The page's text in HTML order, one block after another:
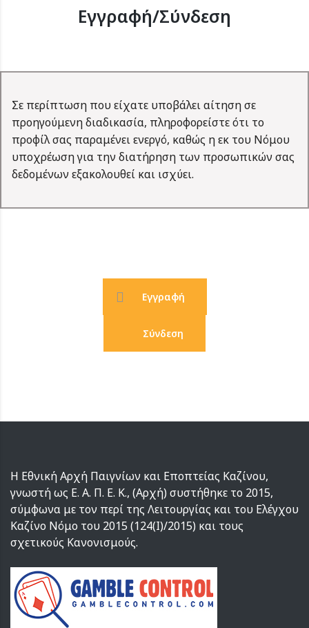
Εγγραφή/Σύνδεση
Σε περίπτωση που είχατε υποβάλει αίτηση σε
προηγούμενη διαδικασία, πληροφορείστε ότι το
προφίλ σας παραμένει ενεργό, καθώς η εκ του Νόμου
υποχρέωση για την διατήρηση των προσωπικών σας
δεδομένων εξακολουθεί και ισχύει.
Εγγραφή
Σύνδεση
Η Εθνική Αρχή Παιγνίων και Εποπτείας Καζίνου,
γνωστή ως Ε. Α. Π. Ε. Κ., (Αρχή) συστήθηκε το 2015,
σύμφωνα με τον περί της Λειτουργίας και του Ελέγχου
Καζίνο Νόμο του 2015 (124(I)/2015) και τους
σχετικούς Κανονισμούς.